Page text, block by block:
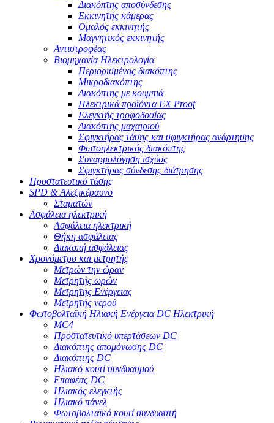
Διακόπτης αποσύνδεσης
Εκκινητής κάμερας
Ομαλός εκκινητής
Μαγνητικός εκκινητής
Αντιστροφέας
Βιομηχανία Ηλεκτρολογία
Περιορισμένος διακόπτης
Μικροδιακόπτης
Διακόπτης με κουμπιά
Ηλεκτρικά προϊόντα EX Proof
Ελεγκτής τροφοδοσίας
Διακόπτης μαχαιριού
Σφιγκτήρας τάσης και σφιγκτήρας ανάρτησης
Φωτοηλεκτρικός διακόπτης
Συναρμολόγηση ισχύος
Σφιγκτήρας σύνδεσης διάτρησης
Προστατευτικό τάσης
SPD & Αλεξικέραυνο
Σταματών
Ασφάλεια ηλεκτρική
Ασφάλεια ηλεκτρική
Θήκη ασφάλειας
Διακοπή ασφάλειας
Χρονόμετρο και μετρητής
Μετρών την ώραν
Μετρητής ωρών
Μετρητής Ενέργειας
Μετρητής νερού
Φωτοβολταϊκή Ηλιακή Ενέργεια DC Ηλεκτρική
MC4
Προστατευτικό υπερτάσεων DC
Διακόπτης απομόνωσης DC
Διακόπτης DC
Ηλιακό κουτί συνδυασμού
Επαφέας DC
Ηλιακός ελεγκτής
Ηλιακό πάνελ
Φωτοβολταϊκό κουτί συνδυαστή